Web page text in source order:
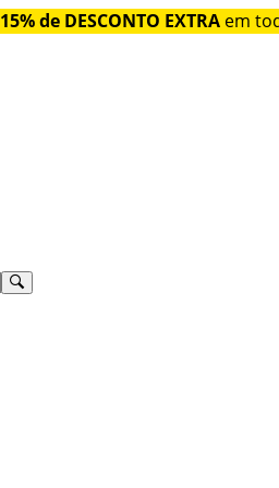
15% de DESCONTO EXTRA em